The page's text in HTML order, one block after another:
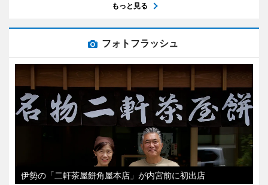
もっと見る
フォトフラッシュ
伊勢の「二軒茶屋餅角屋本店」が内宮前に初出店